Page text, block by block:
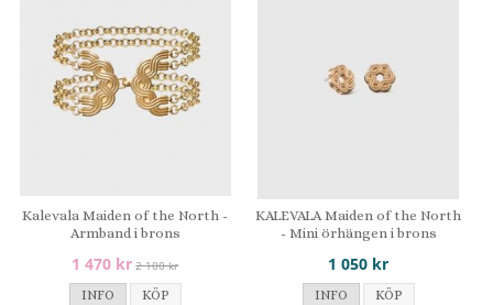
Kalevala Maiden of the North -
Armband i brons
1 470 kr 2 100 kr
INFO
KÖP
KALEVALA Maiden of the North
- Mini örhängen i brons
1 050 kr
INFO KÖP